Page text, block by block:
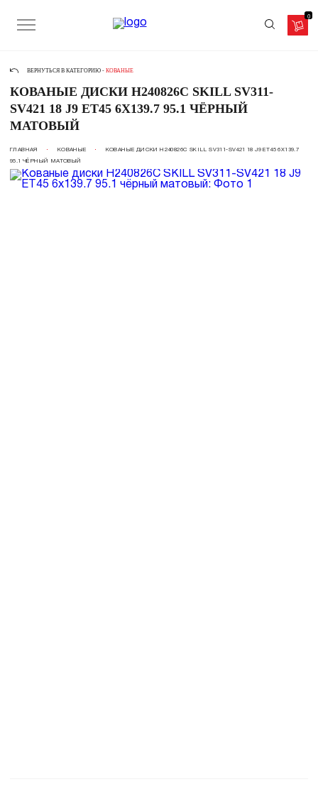
0
ВЕРНУТЬСЯ В КАТЕГОРИЮ - КОВАНЫЕ
КОВАНЫЕ ДИСКИ H240826C SKILL SV311-
SV421 18 J9 ET45 6X139.7 95.1 ЧЁРНЫЙ
МАТОВЫЙ
ГЛАВНАЯ КОВАНЫЕ
КОВАНЫЕ ДИСКИ H240826C SKILL SV311-SV421 18 J9 ET45 6X139.7
95.1 ЧЁРНЫЙ МАТОВЫЙ